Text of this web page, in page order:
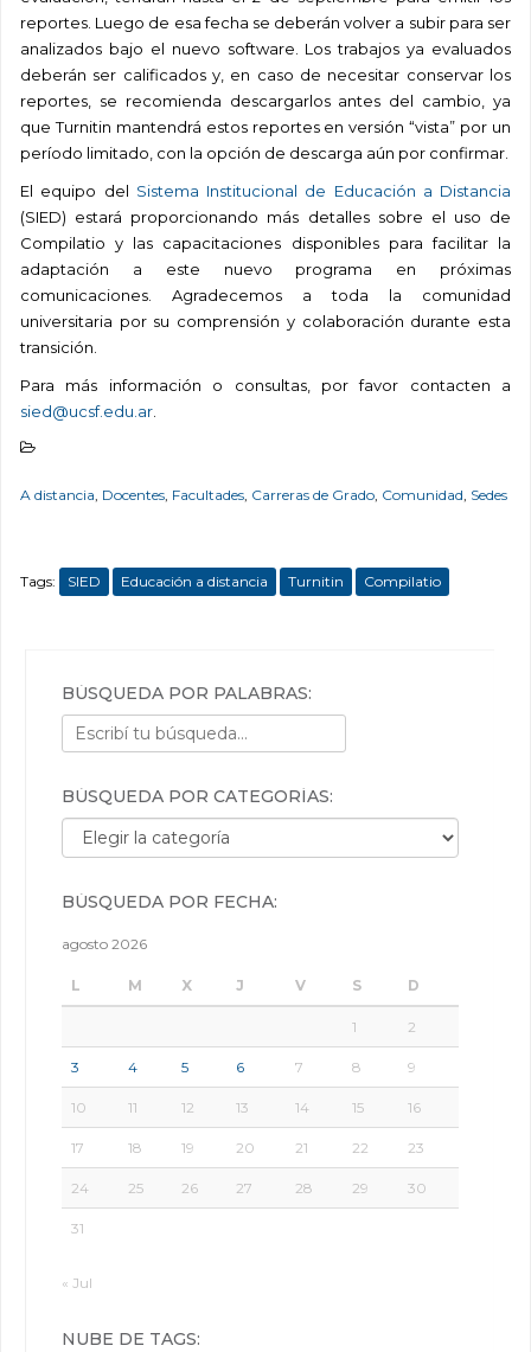
reportes. Luego de esa fecha se deberán volver a subir para ser
analizados bajo el nuevo software. Los trabajos ya evaluados
deberán ser calificados y, en caso de necesitar conservar los
reportes, se recomienda descargarlos antes del cambio, ya
que Turnitin mantendrá estos reportes en versión “vista” por un
período limitado, con la opción de descarga aún por confirmar.
El equipo del Sistema Institucional de Educación a Distancia
(SIED) estará proporcionando más detalles sobre el uso de
Compilatio y las capacitaciones disponibles para facilitar la
adaptación a este nuevo programa en próximas
comunicaciones. Agradecemos a toda la comunidad
universitaria por su comprensión y colaboración durante esta
transición.
Para más información o consultas, por favor contacten a
sied@ucsf.edu.ar
A distancia, Docentes, Facultades, Carreras de Grado, Comunidad, Sedes
Tags: SIED Educación a distancia Turnitin Compilatio
BÚSQUEDA POR PALABRAS:
BÚSQUEDA POR CATEGORÍAS:
Búsqueda por categorías:
BÚSQUEDA POR FECHA:
agosto 2026
L M X J V S D
1 2
3 4 5 6 7 8 9
10 11 12 13 14 15 16
17 18 19 20 21 22 23
24 25 26 27 28 29 30
31
« Jul
NUBE DE TAGS: